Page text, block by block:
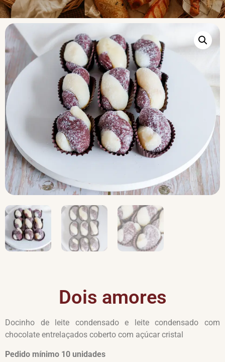
Dois amores
Docinho de leite condensado e leite condensado com
chocolate entrelaçados coberto com açúcar cristal
Pedido mínimo 10 unidades